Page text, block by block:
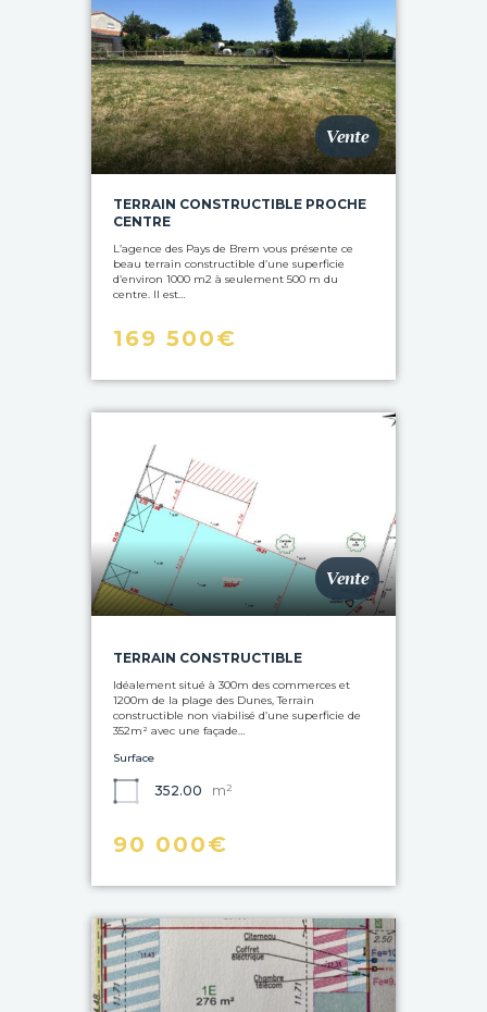
Vente
TERRAIN CONSTRUCTIBLE PROCHE
CENTRE
L’agence des Pays de Brem vous présente ce
beau terrain constructible d’une superficie
d’environ 1000 m2 à seulement 500 m du
centre. Il est…
169 500€
Vente
TERRAIN CONSTRUCTIBLE
Idéalement situé à 300m des commerces et
1200m de la plage des Dunes, Terrain
constructible non viabilisé d’une superficie de
352m² avec une façade…
Surface
352.00 m²
90 000€